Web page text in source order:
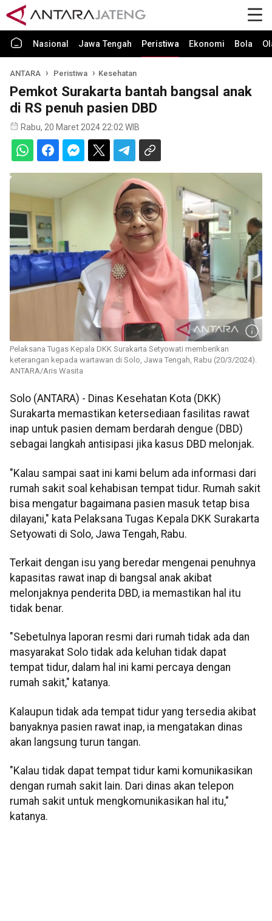
Nasional Jawa Tengah Peristiwa Ekonomi Bola
ANTARA Peristiwa Kesehatan
Pemkot Surakarta bantah bangsal anak
di RS penuh pasien DBD
Rabu, 20 Maret 2024 22:02 WIB
Pelaksana Tugas Kepala DKK Surakarta Setyowati memberikan
keterangan kepada wartawan di Solo, Jawa Tengah, Rabu (20/3/2024).
ANTARA/Aris Wasita
Solo (ANTARA) - Dinas Kesehatan Kota (DKK)
Surakarta memastikan ketersediaan fasilitas rawat
inap untuk pasien demam berdarah dengue (DBD)
sebagai langkah antisipasi jika kasus DBD melonjak.
"Kalau sampai saat ini kami belum ada informasi dari
rumah sakit soal kehabisan tempat tidur. Rumah sakit
bisa mengatur bagaimana pasien masuk tetap bisa
dilayani," kata Pelaksana Tugas Kepala DKK Surakarta
Setyowati di Solo, Jawa Tengah, Rabu.
Terkait dengan isu yang beredar mengenai penuhnya
kapasitas rawat inap di bangsal anak akibat
melonjaknya penderita DBD, ia memastikan hal itu
tidak benar.
"Sebetulnya laporan resmi dari rumah tidak ada dan
masyarakat Solo tidak ada keluhan tidak dapat
tempat tidur, dalam hal ini kami percaya dengan
rumah sakit," katanya.
Kalaupun tidak ada tempat tidur yang tersedia akibat
banyaknya pasien rawat inap, ia mengatakan dinas
akan langsung turun tangan.
"Kalau tidak dapat tempat tidur kami komunikasikan
dengan rumah sakit lain. Dari dinas akan telepon
rumah sakit untuk mengkomunikasikan hal itu,"
katanya.